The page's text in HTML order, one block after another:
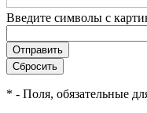
Введите символы с
* - Поля, обязательные